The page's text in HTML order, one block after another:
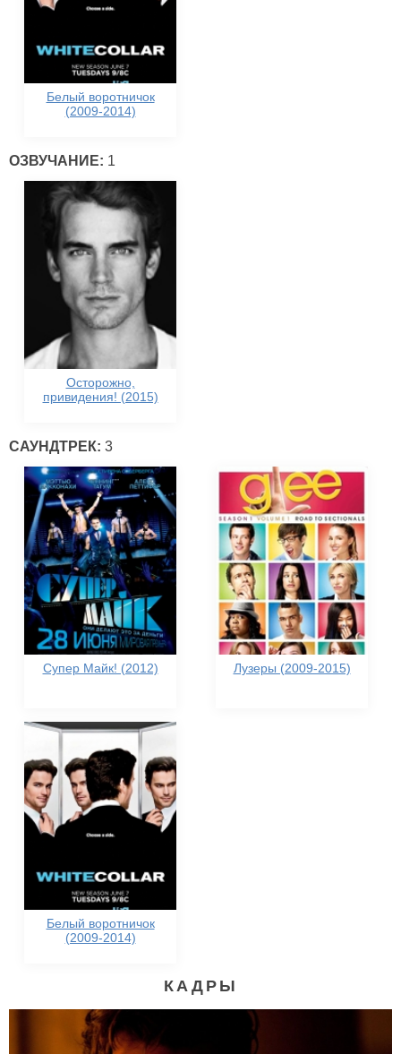
Белый воротничок
(2009-2014)
ОЗВУЧАНИЕ: 1
Осторожно,
привидения! (2015)
САУНДТРЕК: 3
Супер Майк! (2012) Лузеры (2009-2015)
Белый воротничок
(2009-2014)
КАДРЫ